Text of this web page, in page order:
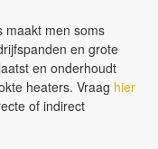
maakt men soms
en grote
en onderhoudt
heaters. Vraag hier
of indirect